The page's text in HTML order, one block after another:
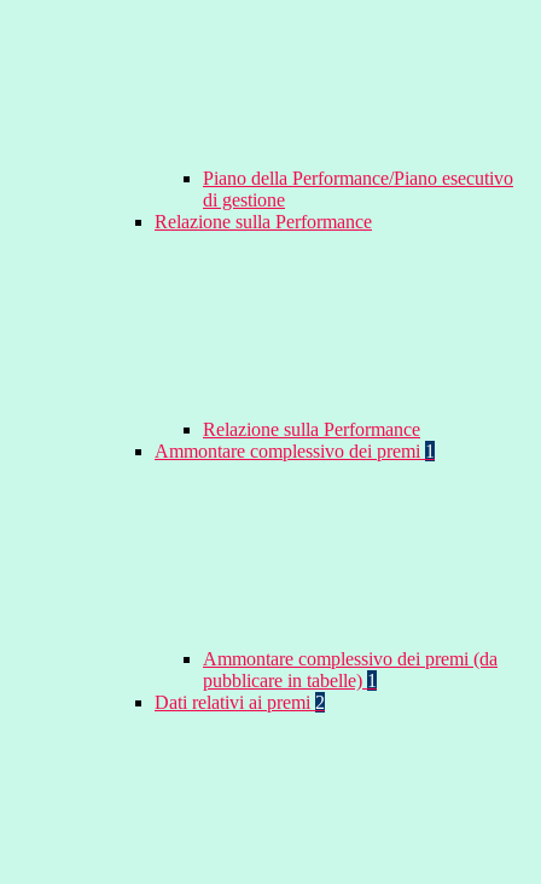
Piano della Performance/Piano esecutivo
di gestione
Relazione sulla Performance
Relazione sulla Performance
Ammontare complessivo dei premi 1
Ammontare complessivo dei premi (da
pubblicare in tabelle) 1
Dati relativi ai premi 2